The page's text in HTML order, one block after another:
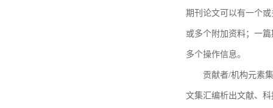
期刊论文可以有一个
或多个附加资料；一
多个操作信息。
贡献者/机构元素
文集汇编析出文献、